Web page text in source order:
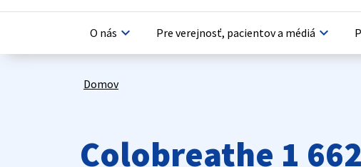
O nás keyboard_arrow_down Pre verejnosť, pacientov a médiá keyboard_arrow_down
Domov
Colobreathe 1